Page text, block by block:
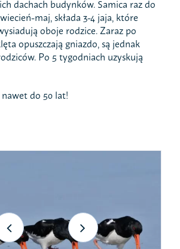
dachach budynków. Samica raz do
maj, składa 3-4 jaja, które
oboje rodzice. Zaraz po
opuszczają gniazdo, są jednak
Po 5 tygodniach uzyskują
do 50 lat!